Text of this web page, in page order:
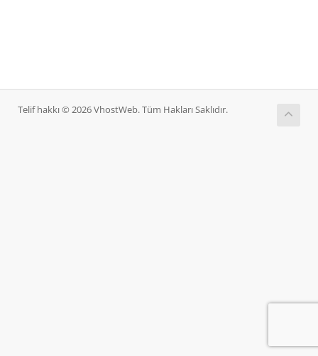
Telif hakkı © 2026 VhostWeb. Tüm Hakları Saklıdır.